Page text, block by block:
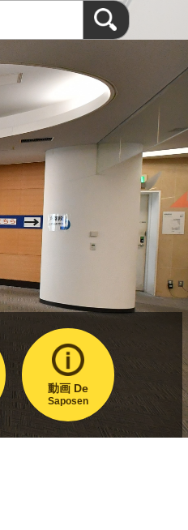
動画 De
Saposen